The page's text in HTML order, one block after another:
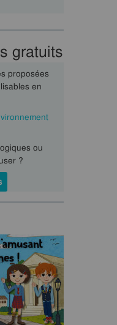
gratuits
proposées
en
ou
?